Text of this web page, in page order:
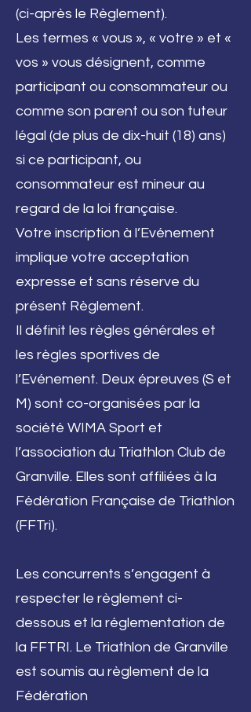
(ci-après le Règlement).
Les termes « vous », « votre » et «
vos » vous désignent, comme
participant ou consommateur ou
comme son parent ou son tuteur
légal (de plus de dix-huit (18) ans)
si ce participant, ou
consommateur est mineur au
regard de la loi française.
Votre inscription à l’Evénement
implique votre acceptation
expresse et sans réserve du
présent Règlement.
Il définit les règles générales et
les règles sportives de
l’Evénement. Deux épreuves (S et
M) sont co-organisées par la
société WIMA Sport et
l’association du Triathlon Club de
Granville. Elles sont affiliées à la
Fédération Française de Triathlon
(FFTri).
Les concurrents s’engagent à
respecter le règlement ci-
dessous et la réglementation de
la FFTRI. Le Triathlon de Granville
est soumis au règlement de la
Fédération